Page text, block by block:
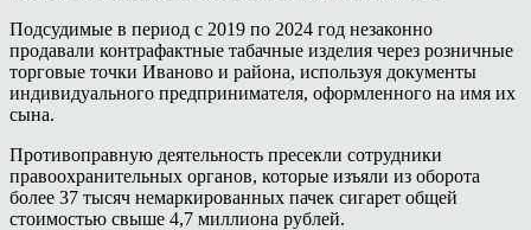
Подсудимые в период с 2019 по 2024 год незаконно
продавали контрафактные табачные изделия через розничные
торговые точки Иваново и района, используя документы
индивидуального предпринимателя, оформленного на имя их
сына.
Противоправную деятельность пресекли сотрудники
правоохранительных органов, которые изъяли из оборота
более 37 тысяч немаркированных пачек сигарет общей
стоимостью свыше 4,7 миллиона рублей.